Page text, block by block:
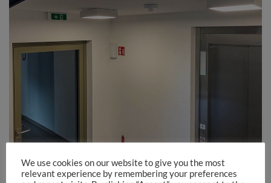
We use cookies on our website to give you the most
relevant experience by remembering your preferences